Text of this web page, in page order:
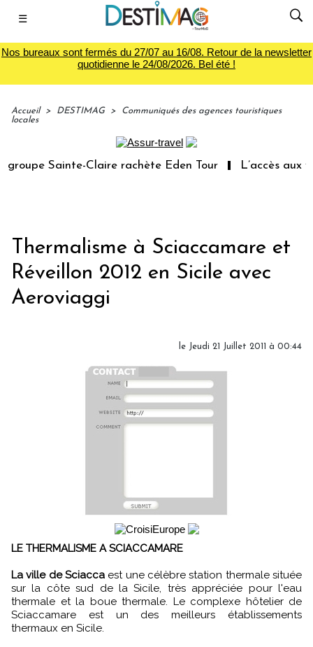
☰
Nos bureaux sont fermés du 27/07 au 16/08. Retour de la newsletter
quotidienne le 24/08/2026. Bel été !
Accueil > DESTIMAG >
Communiqués des agences touristiques
locales
Sainte-Claire rachète Eden Tour L’accès aux
Thermalisme à Sciaccamare et
Réveillon 2012 en Sicile avec
Aeroviaggi
le Jeudi 21 Juillet 2011 à 00:44
LE THERMALISME A SCIACCAMARE
La ville de Sciacca est une célèbre station thermale située
sur la côte sud de la Sicile, très appréciée pour l'eau
thermale et la boue thermale. Le complexe hôtelier de
Sciaccamare est un des meilleurs établissements
thermaux en Sicile.